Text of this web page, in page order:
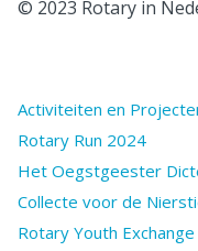
© 2023 Rotary in
Activiteiten en
Rotary Run 2024
Het Oegstgeester
Collecte voor de
Rotary Youth Exchange